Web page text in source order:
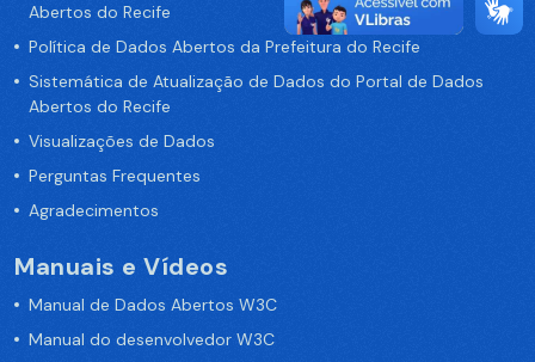
Abertos do Recife
Política de Dados Abertos da Prefeitura do Recife
Sistemática de Atualização de Dados do Portal de Dados
Abertos do Recife
Visualizações de Dados
Perguntas Frequentes
Agradecimentos
Manuais e Vídeos
Manual de Dados Abertos W3C
Manual do desenvolvedor W3C